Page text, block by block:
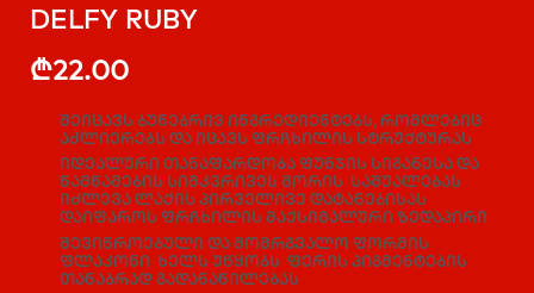
DELFY RUBY
₾22.00
შეიცავს ბუნებრივ ინგრედიენტებს, რომლებიც
აძლიერებს და იცავს ფრჩხილის სტრუქტურას
იდეალური თანაფარდობა ფუნჯის სიგანესა და
წამწამების სიმკვრივეს შორის საშუალებას
იძლევა ლაქის პირველივე დატანებისას
დაიფაროს ფრჩხილის მაქსიმალური ზედაპირი
შევიწროებული და მომრგვალო ფორმის
ფლაკონი ხელს უწყობს ფერის პიგმენტების
თანაბრად გადანაწილებას